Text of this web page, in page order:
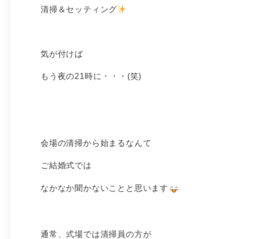
清掃＆セッティング
気が付けば
もう夜の21時に・・・(笑)
会場の清掃から始まるなんて
ご結婚式では
なかなか聞かないことと思います
通常、式場では清掃員の方が